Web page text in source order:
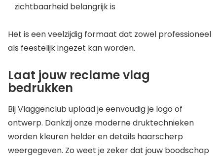
zichtbaarheid belangrijk is
Het is een veelzijdig formaat dat zowel professioneel
als feestelijk ingezet kan worden.
Laat jouw reclame vlag
bedrukken
Bij Vlaggenclub upload je eenvoudig je logo of
ontwerp. Dankzij onze moderne druktechnieken
worden kleuren helder en details haarscherp
weergegeven. Zo weet je zeker dat jouw boodschap